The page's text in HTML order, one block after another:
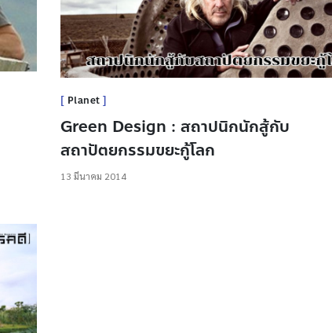
Planet
Green Design : สถาปนิกนักสู้กับ
สถาปัตยกรรมขยะกู้โลก
13 มีนาคม 2014